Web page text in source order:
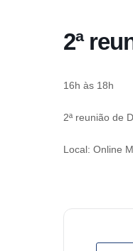
2ª
16h às 18h
2ª reunião de
Local: Online